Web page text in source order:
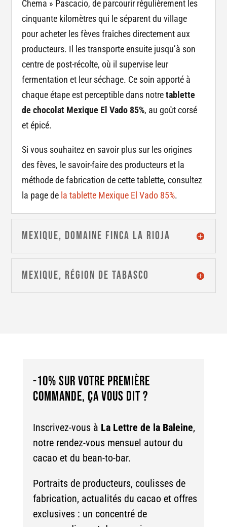
Chema » Pascacio, de parcourir régulièrement les
cinquante kilomètres qui le séparent du village
pour acheter les fèves fraîches directement aux
producteurs. Il les transporte ensuite jusqu’à son
centre de post-récolte, où il supervise leur
fermentation et leur séchage. Ce soin apporté à
chaque étape est perceptible dans notretablette
de chocolat Mexique El Vado 85%, au goût corsé
et épicé.
Si vous souhaitez en savoir plus sur les origines
des fèves, le savoir-faire des producteurs et la
méthode de fabrication de cette tablette, consultez
la page de la tablette Mexique El Vado 85%.
Mexique, domaine Finca La Rioja
Mexique, région de Tabasco
-10% SUR VOTRE PREMIÈRE
COMMANDE, ÇA VOUS DIT ?
Inscrivez-vous à La Lettre de la Baleine,
notre rendez-vous mensuel autour du
cacao et du bean-to-bar.
Portraits de producteurs, coulisses de
fabrication, actualités du cacao et offres
exclusives : un concentré de